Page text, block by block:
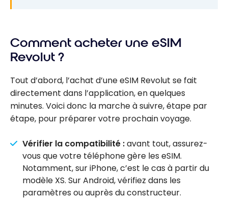
Comment acheter une eSIM
Revolut ?
Tout d’abord, l’achat d’une eSIM Revolut se fait
directement dans l’application, en quelques
minutes. Voici donc la marche à suivre, étape par
étape, pour préparer votre prochain voyage.
Vérifier la compatibilité :avant tout, assurez-
vous que votre téléphone gère les eSIM.
Notamment, sur iPhone, c’est le cas à partir du
modèle XS. Sur Android, vérifiez dans les
paramètres ou auprès du constructeur.